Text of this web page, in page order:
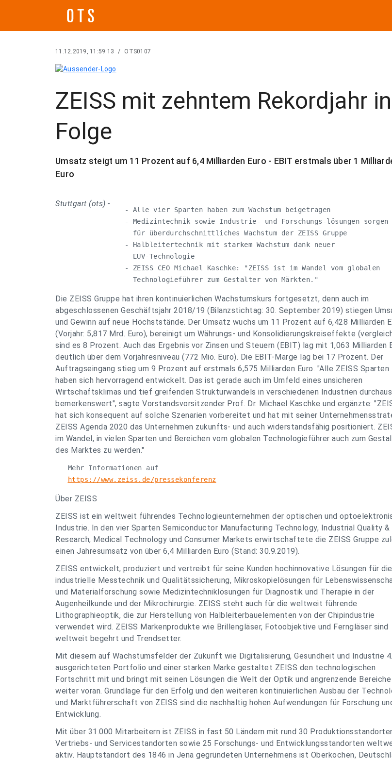
11.12.2019, 11:59:13 / OTS0107
ZEISS mit zehntem Rekordjahr in
Folge
Umsatz steigt um 11 Prozent auf 6,4 Milliarden Euro - EBIT erstmals über 1
Euro
Stuttgart (ots) -
   - Alle vier Sparten haben zum Wachstum beigetragen
   - Medizintechnik sowie Industrie- und Forschungs-lösungen sorgen
     für überdurchschnittliches Wachstum der ZEISS Gruppe
   - Halbleitertechnik mit starkem Wachstum dank neuer
     EUV-Technologie
   - ZEISS CEO Michael Kaschke: "ZEISS ist im Wandel vom globalen
     Technologieführer zum Gestalter von Märkten."
Die ZEISS Gruppe hat ihren kontinuierlichen Wachstumskurs fortgesetzt, denn auch im
abgeschlossenen Geschäftsjahr 2018/19 (Bilanzstichtag: 30. September 2019) stiegen
und Gewinn auf neue Höchststände. Der Umsatz wuchs um 11 Prozent auf 6,428 Milliarden
(Vorjahr: 5,817 Mrd. Euro), bereinigt um Währungs- und Konsolidierungskreiseffekte
sind es 8 Prozent. Auch das Ergebnis vor Zinsen und Steuern (EBIT) lag mit 1,063 Milliarden
deutlich über dem Vorjahresniveau (772 Mio. Euro). Die EBIT-Marge lag bei 17 Prozent. Der
Auftragseingang stieg um 9 Prozent auf erstmals 6,575 Milliarden Euro. "Alle ZEISS Sparten
haben sich hervorragend entwickelt. Das ist gerade auch im Umfeld eines unsicheren
Wirtschaftsklimas und tief greifenden Strukturwandels in verschiedenen Industrien durchaus
bemerkenswert", sagte Vorstandsvorsitzender Prof. Dr. Michael Kaschke und ergänzte:
hat sich konsequent auf solche Szenarien vorbereitet und hat mit seiner
ZEISS Agenda 2020 das Unternehmen zukunfts- und auch widerstandsfähig positioniert.
im Wandel, in vielen Sparten und Bereichen vom globalen Technologieführer auch zum
des Marktes zu werden."
   Mehr Informationen auf
https://www.zeiss.de/pressekonferenz
Über ZEISS
ZEISS ist ein weltweit führendes Technologieunternehmen der optischen und
Industrie. In den vier Sparten Semiconductor Manufacturing Technology, Industrial Quality &
Research, Medical Technology und Consumer Markets erwirtschaftete die ZEISS Gruppe
einen Jahresumsatz von über 6,4 Milliarden Euro (Stand: 30.9.2019).
ZEISS entwickelt, produziert und vertreibt für seine Kunden hochinnovative Lösungen für die
industrielle Messtechnik und Qualitätssicherung, Mikroskopielösungen für
und Materialforschung sowie Medizintechniklösungen für Diagnostik und Therapie in der
Augenheilkunde und der Mikrochirurgie. ZEISS steht auch für die weltweit führende
Lithographieoptik, die zur Herstellung von Halbleiterbauelementen von der Chipindustrie
verwendet wird. ZEISS Markenprodukte wie Brillengläser, Fotoobjektive und Ferngläser sind
weltweit begehrt und Trendsetter.
Mit diesem auf Wachstumsfelder der Zukunft wie Digitalisierung, Gesundheit und Industrie
ausgerichteten Portfolio und einer starken Marke gestaltet ZEISS den technologischen
Fortschritt mit und bringt mit seinen Lösungen die Welt der Optik und angrenzende Bereiche
weiter voran. Grundlage für den Erfolg und den weiteren kontinuierlichen Ausbau der
und Marktführerschaft von ZEISS sind die nachhaltig hohen Aufwendungen für Forschung
Entwicklung.
Mit über 31.000 Mitarbeitern ist ZEISS in fast 50 Ländern mit rund 30
Vertriebs- und Servicestandorten sowie 25 Forschungs- und Entwicklungsstandorten
aktiv. Hauptstandort des 1846 in Jena gegründeten Unternehmens ist Oberkochen,